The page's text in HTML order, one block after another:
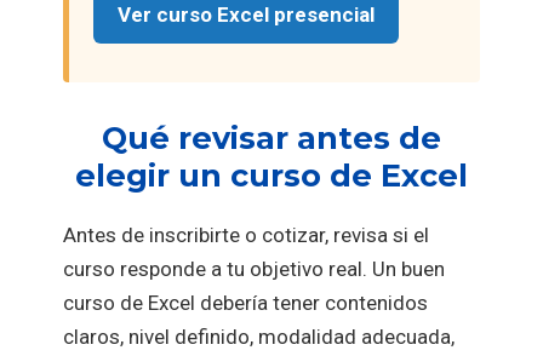
Ver curso Excel presencial
Qué revisar antes de
elegir un curso de Excel
Antes de inscribirte o cotizar, revisa si el
curso responde a tu objetivo real. Un buen
curso de Excel debería tener contenidos
claros, nivel definido, modalidad adecuada,